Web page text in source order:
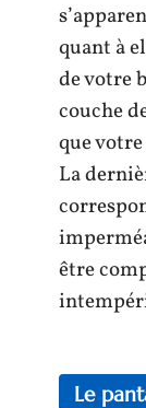
quant à
de votre
couche
que
La
être
Le